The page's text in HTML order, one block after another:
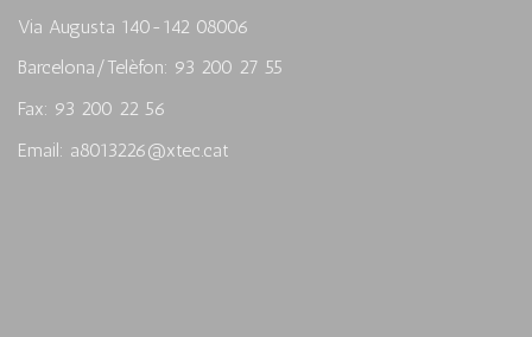
Via Augusta 140-142 08006
Barcelona/Telèfon: 93 200 27 55
Fax: 93 200 22 56
Email: a8013226@xtec.cat